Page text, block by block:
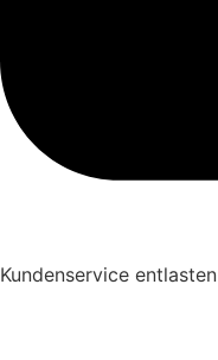
Kundenservice entlasten